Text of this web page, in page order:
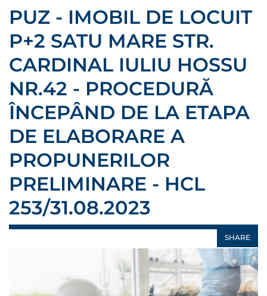
PUZ - IMOBIL DE LOCUIT
P+2 SATU MARE STR.
CARDINAL IULIU HOSSU
NR.42 - PROCEDURĂ
ÎNCEPÂND DE LA ETAPA
DE ELABORARE A
PROPUNERILOR
PRELIMINARE - HCL
253/31.08.2023
SHARE